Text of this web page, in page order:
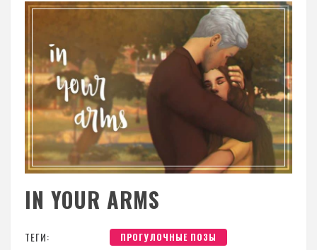
IN YOUR ARMS
ТЕГИ: ПРОГУЛОЧНЫЕ ПОЗЫ